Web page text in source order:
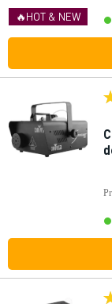
🔥HOT & NEW